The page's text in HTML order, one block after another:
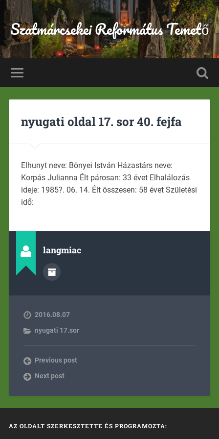
Szatmárcsekei Református Temető
nyugati oldal 17. sor 40. fejfa
Elhunyt neve: Bönyei István Házastárs neve:
Korpás Julianna Élt párosan: 33 évet Elhalálozás
ideje: 1985?. 06. 14. Élt összesen: 58 évet Születési
idő:
langmiac
2016.08.07
nyugati 17.sor
Previous post
Next post
AZ OLDALT SZERKESZTETTE ÉS PROGRAMOZTA: